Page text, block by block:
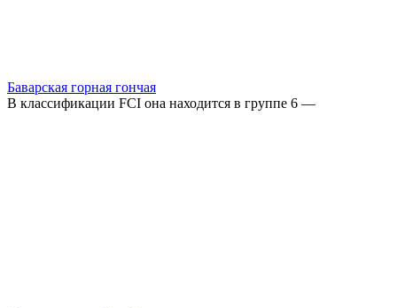
Баварская горная гончая
В классификации FCI она находится в группе 6 —